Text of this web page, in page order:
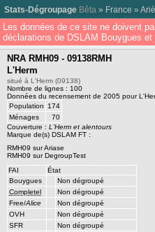
Stats-Dégroupage Bêta » France »
Les données de ce site ne doivent
déclarations de DSLAM Bouygues
NRA RMH09 - 09138RMH
L'Herm
situé à L'Herm (09138)
Nombre de lignes : 100
Données du recensement de 2005 pour
Population
174
Ménages
70
Couverture : L'Herm et alentours
Marque de(s) DSLAM FT :
RMH09 sur Ariase
RMH09 sur DegroupTest
FAI
État
Bouygues
Non dégroupé
Completel
Non dégroupé
Free/Alice
Non dégroupé
OVH
Non dégroupé
SFR
Non dégroupé